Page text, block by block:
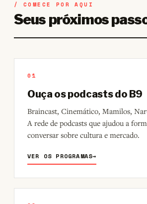
/ COMECE POR AQUI
Seus próximos
01
Ouça os podcasts do B9
Braincast, Cinemático, Mamilos,
A rede de podcasts que ajudou a
conversar sobre cultura e mercado.
VER OS PROGRAMAS→